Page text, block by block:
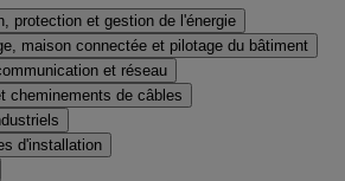
protection et gestion de l'énergie
maison connectée et pilotage du bâtiment
et réseau
cheminements de câbles
d'installation